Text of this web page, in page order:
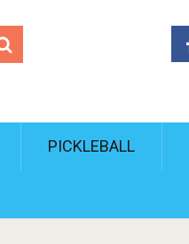
PICKLEBALL